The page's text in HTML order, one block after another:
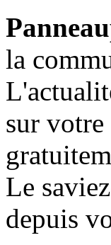
la
sur
Le
depuis